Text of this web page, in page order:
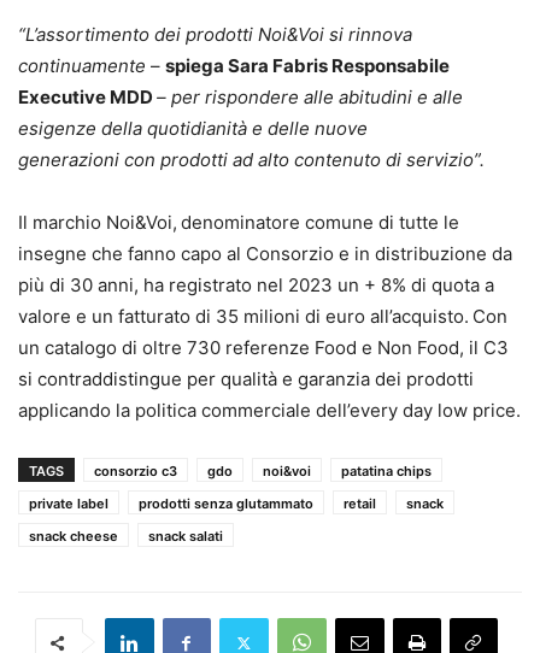
“L’assortimento dei prodotti Noi&Voi si rinnova
continuamente – spiega Sara Fabris Responsabile
Executive MDD – per rispondere alle abitudini e alle
esigenze della quotidianità e delle nuove
generazioni con prodotti ad alto contenuto di servizio”.
Il marchio Noi&Voi, denominatore comune di tutte le
insegne che fanno capo al Consorzio e in distribuzione da
più di 30 anni, ha registrato nel 2023 un + 8% di quota a
valore e un fatturato di 35 milioni di euro all’acquisto. Con
un catalogo di oltre 730 referenze Food e Non Food, il C3
si contraddistingue per qualità e garanzia dei prodotti
applicando la politica commerciale dell’every day low price.
TAGS consorzio c3 gdo noi&voi
patatina chips
private label
prodotti senza glutammato retail
snack
snack cheese
snack salati